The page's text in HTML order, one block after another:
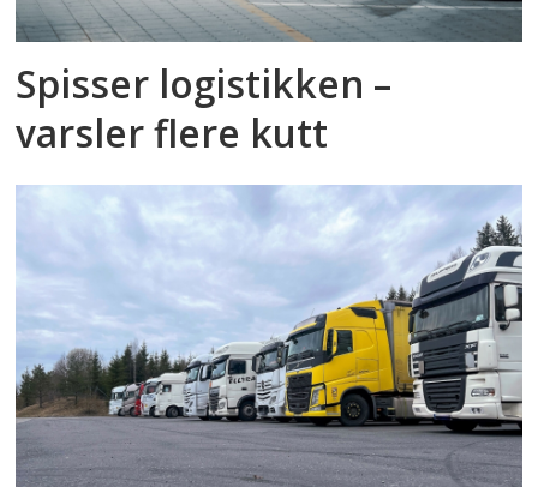
Spisser logistikken –
varsler flere kutt